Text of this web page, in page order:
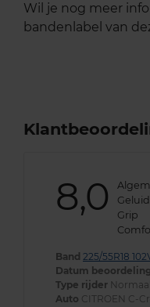
Wil je nog meer
bandenlabel van
8,0
Geluid
Grip
Band 225/55R18
Datum beoordeling
Type rijder Normaal
Auto CITROEN C-